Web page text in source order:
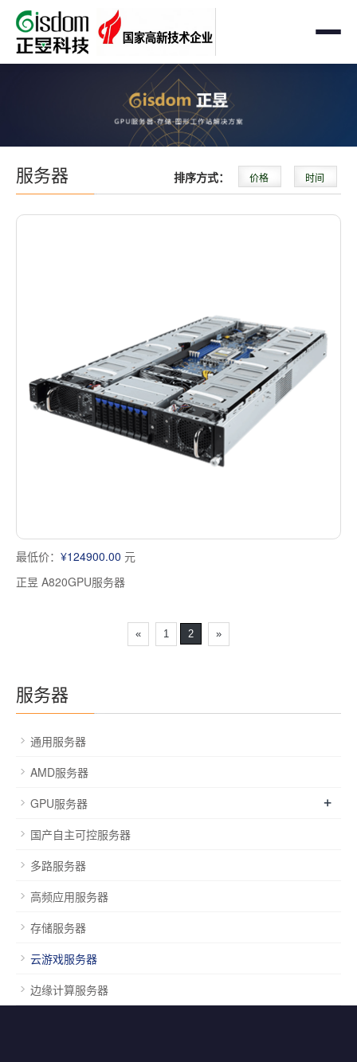
首页
AMD企业级工作站
Intel 企业级工作站
国产自主可控工作站
多屏工作站
塔式静音通用工作站
服务器
通用服务器
高频应用服务器
存储服务器
云游戏服务器
存储
定制化分类
服务器 排序方式： 价格 时间
最低价： ¥124900.00 元
正昱 A820GPU服务器
« 1 2 »
服务器
通用服务器
AMD服务器
GPU服务器
+
国产自主可控服务器
多路服务器
高频应用服务器
存储服务器
云游戏服务器
边缘计算服务器